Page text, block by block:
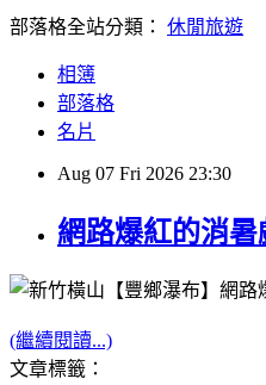
部落格全站分類： 休閒旅遊
相簿
部落格
名片
Aug 07 Fri 2026 23:30
網路爆紅的消暑
(繼續閱讀...)
文章標籤：